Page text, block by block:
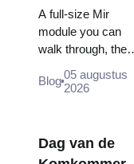
VDNKh:
Binnen de
Grootste
Ruimte-
tentoonstelling
A full-size Mir
module you can
walk through, the
model, scorched
flight...
Blog05 augustus
2026
Dag van de